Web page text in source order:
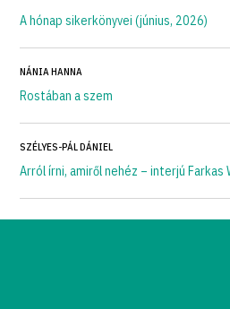
A hónap sikerkönyvei (június, 2026)
NÁNIA HANNA
Rostában a szem
SZÉLYES-PÁL DÁNIEL
Arról írni, amiről nehéz – interjú Farkas